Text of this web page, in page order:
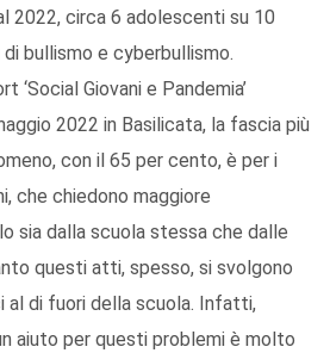
2022, circa 6 adolescenti su 10
bullismo e cyberbullismo.
‘Social Giovani e Pandemia’
2022 in Basilicata, la fascia più
con il 65 per cento, è per i
che chiedono maggiore
sia dalla scuola stessa che dalle
questi atti, spesso, si svolgono
al di fuori della scuola. Infatti,
aiuto per questi problemi è molto